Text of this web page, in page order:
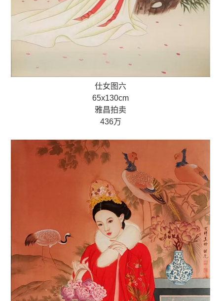
仕女图六
65x130cm
雅昌拍卖
436万